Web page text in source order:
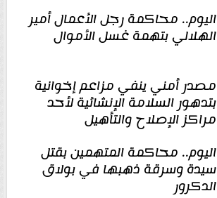
اليوم.. محاكمة رجل الأعمال أمير
الهلالي بتهمة غسل الأموال
مصدر أمني ينفي مزاعم إخوانية
بتدهور السلامة الإنشائية لأحد
مراكز الإصلاح والتأهيل
اليوم.. محاكمة المتهمين بقتل
سيدة وسرقة ذهبها في بولاق
الدكرور